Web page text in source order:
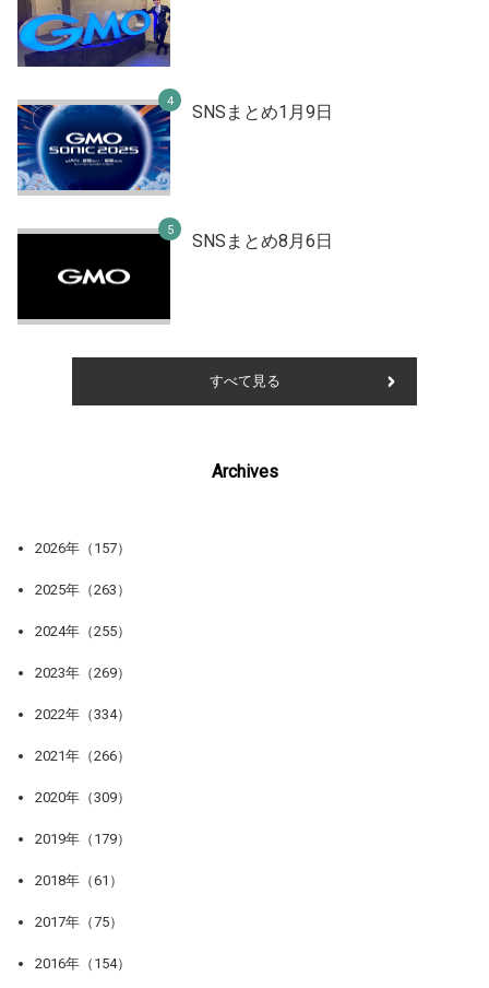
SNSまとめ1月9日
SNSまとめ8月6日
すべて見る
Archives
2026年（157）
2025年（263）
2024年（255）
2023年（269）
2022年（334）
2021年（266）
2020年（309）
2019年（179）
2018年（61）
2017年（75）
2016年（154）